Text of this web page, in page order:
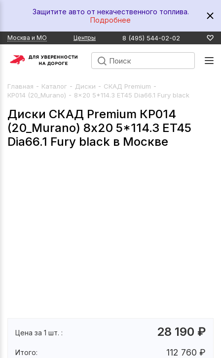
Защитите авто от некачественного топлива.
Подробнее
Москва и МО Центры 8 (495) 544-02-02
Главная - Каталог - Диски - СКАД Premium -
КР014 (20_Murano) - 8x20 5*114.3 ET45 Dia66.1 Fury black
Диски СКАД Premium КР014
(20_Murano) 8x20 5*114.3 ET45
Dia66.1 Fury black в Москве
Цена за 1 шт. : 28 190 ₽
Итого: 112 760 ₽